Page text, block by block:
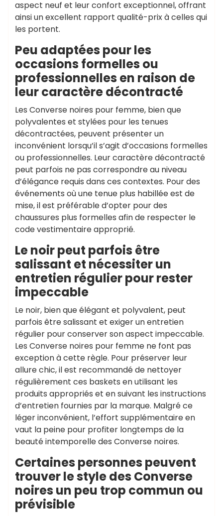
aspect neuf et leur confort exceptionnel, offrant
ainsi un excellent rapport qualité-prix à celles qui
les portent.
Peu adaptées pour les
occasions formelles ou
professionnelles en raison de
leur caractère décontracté
Les Converse noires pour femme, bien que
polyvalentes et stylées pour les tenues
décontractées, peuvent présenter un
inconvénient lorsqu’il s’agit d’occasions formelles
ou professionnelles. Leur caractère décontracté
peut parfois ne pas correspondre au niveau
d’élégance requis dans ces contextes. Pour des
événements où une tenue plus habillée est de
mise, il est préférable d’opter pour des
chaussures plus formelles afin de respecter le
code vestimentaire approprié.
Le noir peut parfois être
salissant et nécessiter un
entretien régulier pour rester
impeccable
Le noir, bien que élégant et polyvalent, peut
parfois être salissant et exiger un entretien
régulier pour conserver son aspect impeccable.
Les Converse noires pour femme ne font pas
exception à cette règle. Pour préserver leur
allure chic, il est recommandé de nettoyer
régulièrement ces baskets en utilisant les
produits appropriés et en suivant les instructions
d’entretien fournies par la marque. Malgré ce
léger inconvénient, l’effort supplémentaire en
vaut la peine pour profiter longtemps de la
beauté intemporelle des Converse noires.
Certaines personnes peuvent
trouver le style des Converse
noires un peu trop commun ou
prévisible